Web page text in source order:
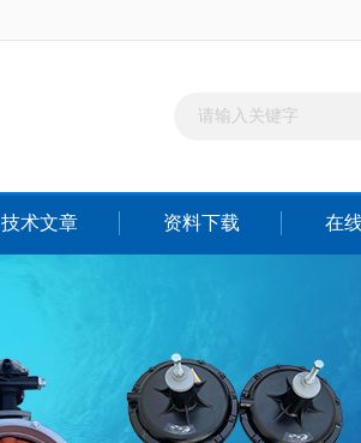
技术文章 资料下载 在